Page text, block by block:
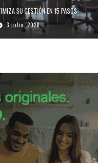
SU GESTIÓN EN 15 PASOS
3 julio, 2020